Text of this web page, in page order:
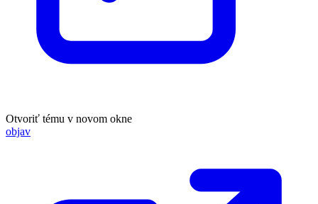
Otvoriť tému v novom okne
objav